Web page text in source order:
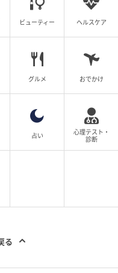
きつかったときは
ビューティー ヘルスケア
グルメ おでかけ
占い
心理テスト・
診断
る